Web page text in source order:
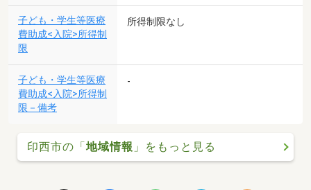
子ども・学生等医療
費助成<入院>所得制
限
所得制限なし
子ども・学生等医療
費助成<入院>所得制
限－備考
-
印西市の「 地域情報 」をもっと見る